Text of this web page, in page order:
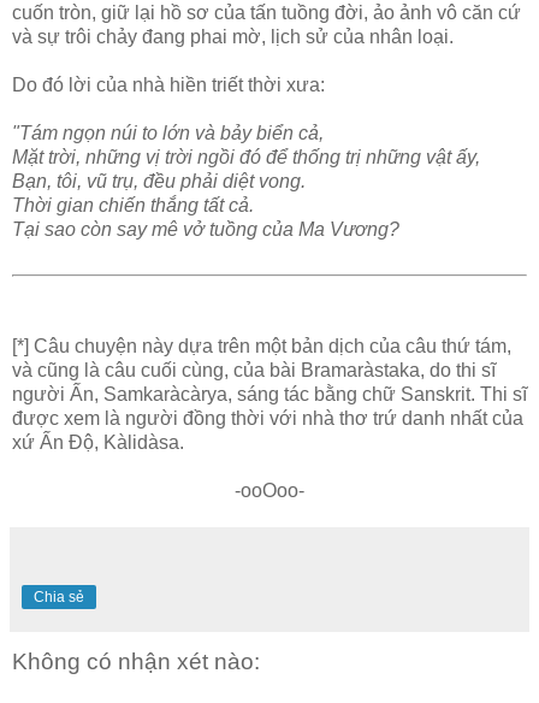
cuốn tròn, giữ lại hồ sơ của tấn tuồng đời, ảo ảnh vô căn cứ
và sự trôi chảy đang phai mờ, lịch sử của nhân loại.
Do đó lời của nhà hiền triết thời xưa:
"Tám ngọn núi to lớn và bảy biển cả,
Mặt trời, những vị trời ngồi đó để thống trị những vật ấy,
Bạn, tôi, vũ trụ, đều phải diệt vong.
Thời gian chiến thắng tất cả.
Tại sao còn say mê vở tuồng của Ma Vương?
[*] Câu chuyện này dựa trên một bản dịch của câu thứ tám,
và cũng là câu cuối cùng, của bài Bramaràstaka, do thi sĩ
người Ấn, Samkaràcàrya, sáng tác bằng chữ Sanskrit. Thi sĩ
được xem là người đồng thời với nhà thơ trứ danh nhất của
xứ Ấn Ðộ, Kàlidàsa.
-ooOoo-
Chia sẻ
Không có nhận xét nào: